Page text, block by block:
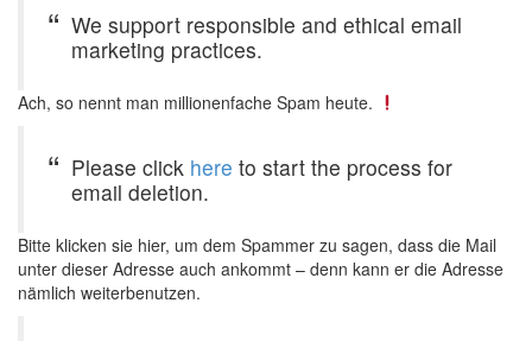
We support responsible and ethical email
marketing practices.
Ach, so nennt man millionenfache Spam heute.
Please click here to start the process for
email deletion.
Bitte klicken sie hier, um dem Spammer zu sagen, dass die Mail
unter dieser Adresse auch ankommt – denn kann er die Adresse
nämlich weiterbenutzen.